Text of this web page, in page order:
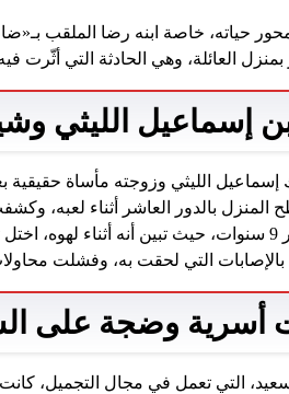
محور حياته، خاصة ابنه رضا الملقب
بمنزل العائلة، وهي الحادثة التي
إسماعيل الليثي
الليثي وزوجته مأساة
المنزل بالدور العاشر أثناء لعبه،
البالغ من العمر 9 سنوات، حيث تبين أنه
التي لحقت به، وفشلت
أسرية وضجة على
التي تعمل في مجال التجميل،